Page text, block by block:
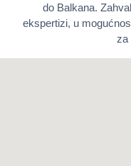
do Balkana.
ekspertizi, u
za